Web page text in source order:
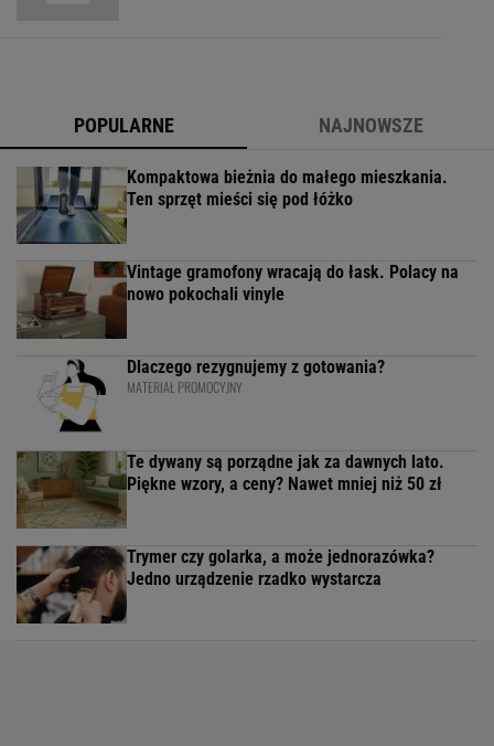
POPULARNE NAJNOWSZE
Kompaktowa bieżnia do małego mieszkania.
Ten sprzęt mieści się pod łóżko
Vintage gramofony wracają do łask. Polacy na
nowo pokochali vinyle
Dlaczego rezygnujemy z gotowania?
MATERIAŁ PROMOCYJNY
Te dywany są porządne jak za dawnych lato.
Piękne wzory, a ceny? Nawet mniej niż 50 zł
Trymer czy golarka, a może jednorazówka?
Jedno urządzenie rzadko wystarcza